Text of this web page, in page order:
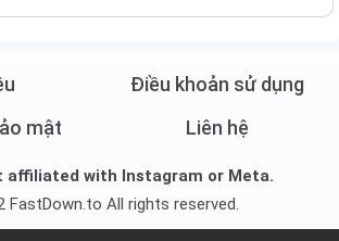
Điều khoản sử dụng
mật
Liên hệ
affiliated with Instagram or Meta.
FastDown.to All rights reserved.